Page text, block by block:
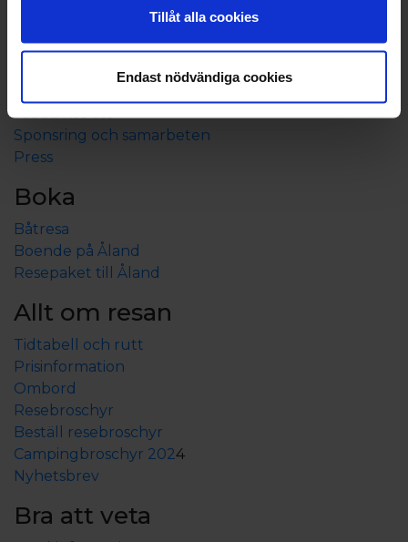
Tillåt alla cookies
Endast nödvändiga cookies
Om Eckerö Linjen
Kontaktuppgifter och öppettider
Aktieägarinformation
Jobba hos oss
Sponsring och samarbeten
Press
Boka
Båtresa
Boende på Åland
Resepaket till Åland
Allt om resan
Tidtabell och rutt
Prisinformation
Ombord
Resebroschyr
Beställ resebroschyr
Campingbroschyr 2024
Nyhetsbrev
Bra att veta